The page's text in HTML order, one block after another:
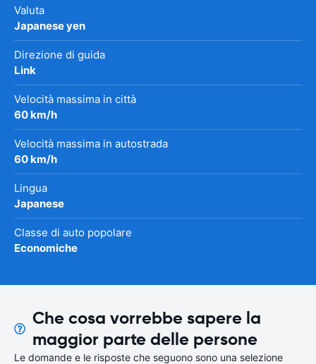
Valuta
Japanese yen
Direzione di guida
Link
Velocità massima in città
60 km/h
Velocità massima in autostrada
60 km/h
Lingua
Japanese
Classe di auto popolare
Economiche
Che cosa vorrebbe sapere la
maggior parte delle persone
Le domande e le risposte che seguono sono una selezione